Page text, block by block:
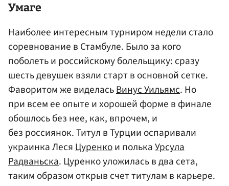
Умаге
Наиболее интересным турниром недели стало
соревнование в Стамбуле. Было за кого
поболеть и российскому болельщику: сразу
шесть девушек взяли старт в основной сетке.
Фаворитом же виделасьВинус Уильямс. Но
при всем ее опыте и хорошей форме в финале
обошлось без нее, как, впрочем, и
без россиянок. Титул в Турции оспаривали
украинка ЛесяЦуренкои полькаУрсула
Радваньска. Цуренко уложилась в два сета,
таким образом открыв счет титулам в карьере.